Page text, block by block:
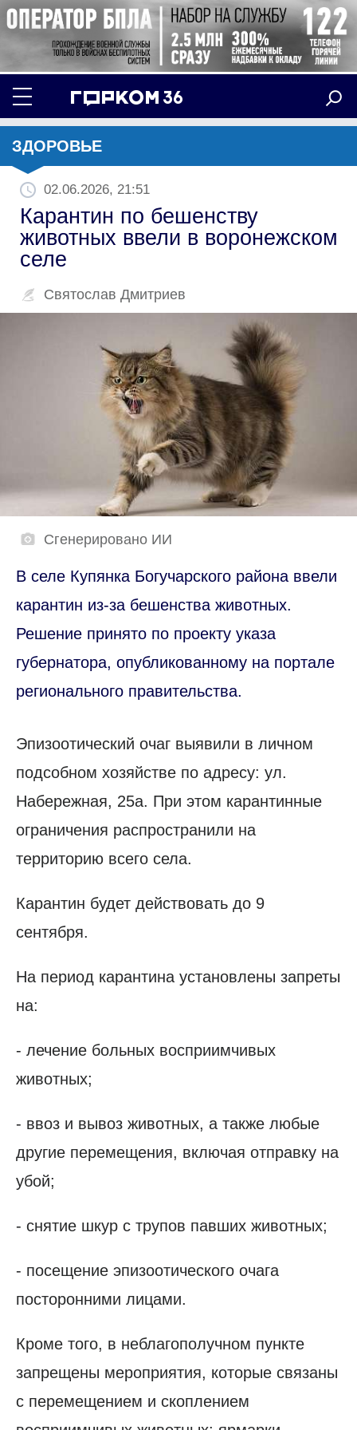
ЗДОРОВЬЕ
02.06.2026, 21:51
Карантин по бешенству
животных ввели в воронежском
селе
Святослав Дмитриев
Сгенерировано ИИ
В селе Купянка Богучарского района ввели
карантин из-за бешенства животных.
Решение принято по проекту указа
губернатора, опубликованному на портале
регионального правительства.
Эпизоотический очаг выявили в личном
подсобном хозяйстве по адресу: ул.
Набережная, 25а. При этом карантинные
ограничения распространили на
территорию всего села.
Карантин будет действовать до 9
сентября.
На период карантина установлены запреты
на:
- лечение больных восприимчивых
животных;
- ввоз и вывоз животных, а также любые
другие перемещения, включая отправку на
убой;
- снятие шкур с трупов павших животных;
- посещение эпизоотического очага
посторонними лицами.
Кроме того, в неблагополучном пункте
запрещены мероприятия, которые связаны
с перемещением и скоплением